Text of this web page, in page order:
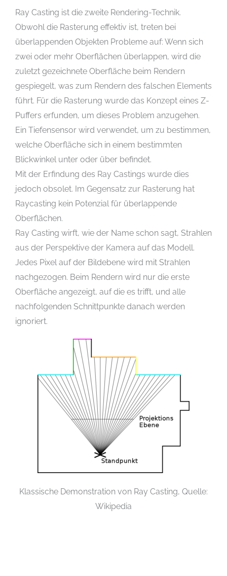
Ray Casting ist die zweite Rendering-Technik.
Obwohl die Rasterung effektiv ist, treten bei
überlappenden Objekten Probleme auf: Wenn sich
zwei oder mehr Oberflächen überlappen, wird die
zuletzt gezeichnete Oberfläche beim Rendern
gespiegelt, was zum Rendern des falschen Elements
führt. Für die Rasterung wurde das Konzept eines Z-
Puffers erfunden, um dieses Problem anzugehen.
Ein Tiefensensor wird verwendet, um zu bestimmen,
welche Oberfläche sich in einem bestimmten
Blickwinkel unter oder über befindet.
Mit der Erfindung des Ray Castings wurde dies
jedoch obsolet. Im Gegensatz zur Rasterung hat
Raycasting kein Potenzial für überlappende
Oberflächen.
Ray Casting wirft, wie der Name schon sagt, Strahlen
aus der Perspektive der Kamera auf das Modell.
Jedes Pixel auf der Bildebene wird mit Strahlen
nachgezogen. Beim Rendern wird nur die erste
Oberfläche angezeigt, auf die es trifft, und alle
nachfolgenden Schnittpunkte danach werden
ignoriert.
Klassische Demonstration von Ray Casting, Quelle:
Wikipedia